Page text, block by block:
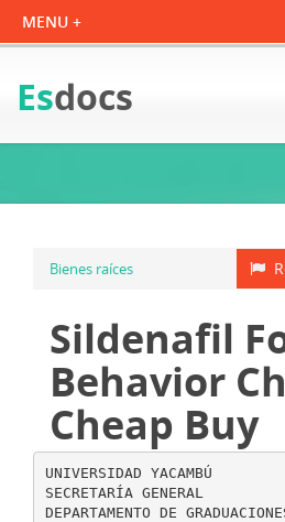
Esdocs
Bienes raíces
Sildenafil
Behavior
Cheap Buy
UNIVERSIDAD YACAMBÚ
SECRETARÍA GENERAL
DEPARTAMENTO DE